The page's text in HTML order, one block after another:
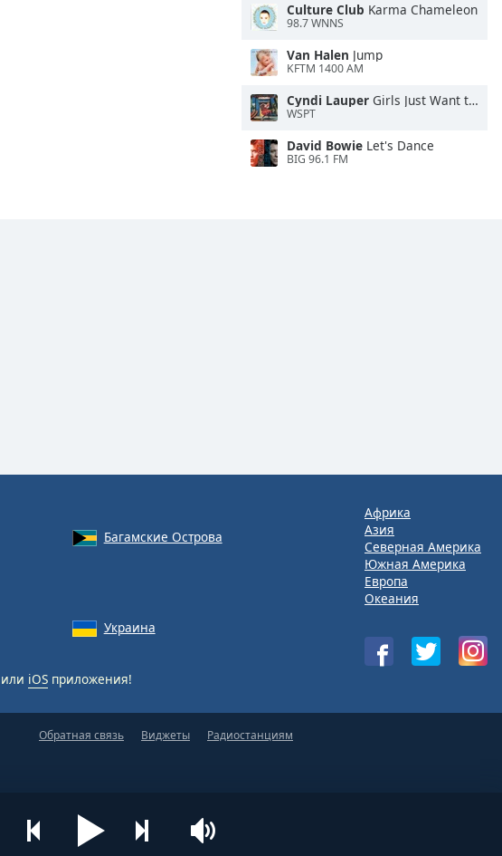
Culture Club Karma Chameleon
98.7 WNNS
Van Halen Jump
KFTM 1400 AM
Cyndi Lauper Girls Just Want to Have Fun
WSPT
David Bowie Let's Dance
BIG 96.1 FM
Багамские Острова
Украина
или iOS приложения!
Африка
Азия
Северная Америка
Южная Америка
Европа
Океания
Обратная связь Виджеты Радиостанциям